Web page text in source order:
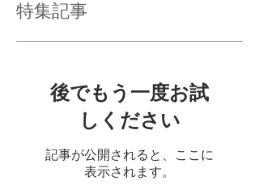
特集記事
後でもう一度お試
しください
記事が公開されると、ここに
表示されます。